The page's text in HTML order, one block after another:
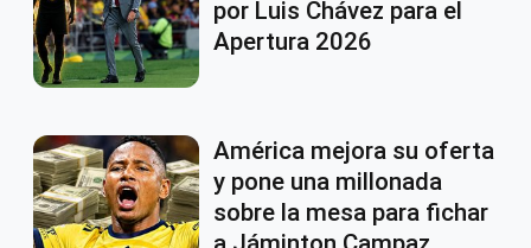
por Luis Chávez para el
Apertura 2026
América mejora su oferta
y pone una millonada
sobre la mesa para fichar